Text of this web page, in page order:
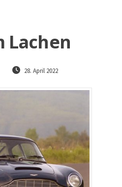
Lachen
28. April 2022